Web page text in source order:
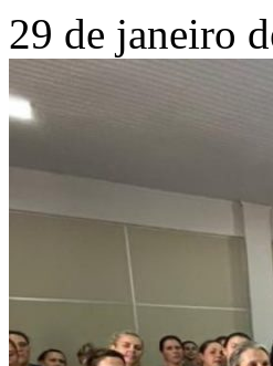
29 de janeiro